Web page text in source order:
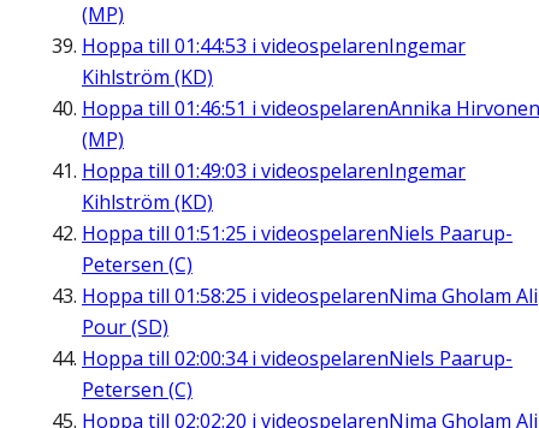
(MP)
Hoppa till 01:44:53 i videospelarenIngemar
Kihlström (KD)
Hoppa till 01:46:51 i videospelarenAnnika Hirvonen
(MP)
Hoppa till 01:49:03 i videospelarenIngemar
Kihlström (KD)
Hoppa till 01:51:25 i videospelarenNiels Paarup-
Petersen (C)
Hoppa till 01:58:25 i videospelarenNima Gholam Ali
Pour (SD)
Hoppa till 02:00:34i videospelarenNiels Paarup-
Petersen (C)
Hoppa till 02:02:20 i videospelarenNima Gholam Ali